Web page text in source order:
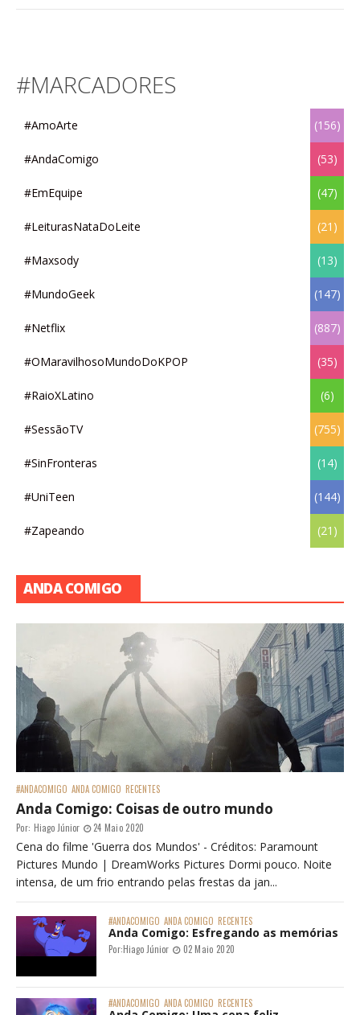
#MARCADORES
#AmoArte (156)
#AndaComigo (53)
#EmEquipe (47)
#LeiturasNataDoLeite (21)
#Maxsody (13)
#MundoGeek (147)
#Netflix (887)
#OMaravilhosoMundoDoKPOP (35)
#RaioXLatino (6)
#SessãoTV (755)
#SinFronteras (14)
#UniTeen (144)
#Zapeando (21)
ANDA COMIGO
#ANDACOMIGO ANDA COMIGO RECENTES
Anda Comigo: Coisas de outro mundo
Por: Hiago Júnior 24 Maio 2020
Cena do filme 'Guerra dos Mundos' - Créditos: Paramount
Pictures Mundo | DreamWorks Pictures Dormi pouco. Noite
intensa, de um frio entrando pelas frestas da jan...
#ANDACOMIGO ANDA COMIGO RECENTES
Anda Comigo: Esfregando as memórias
Por:Hiago Júnior 02 Maio 2020
#ANDACOMIGO ANDA COMIGO RECENTES